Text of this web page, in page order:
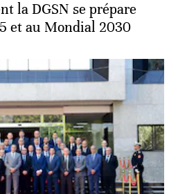
la DGSN se prépare
et au Mondial 2030